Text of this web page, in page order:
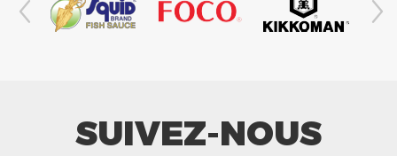
SUIVEZ-NOUS